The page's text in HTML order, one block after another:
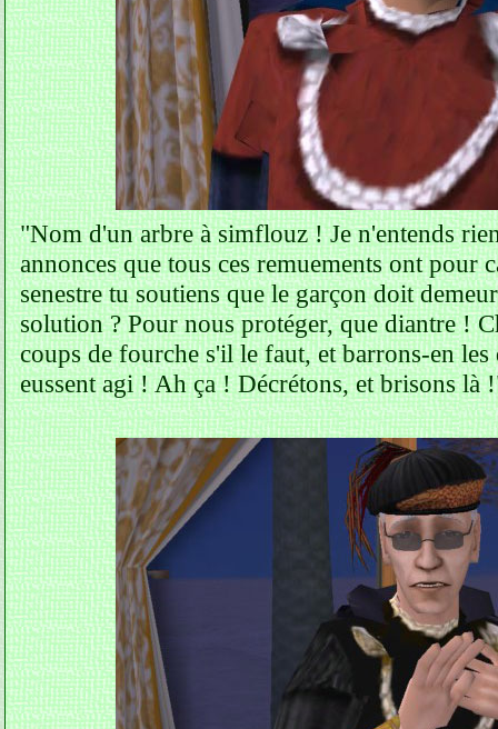
"Nom d'un arbre à simflouz ! Je n'entends
annonces que tous ces remuements ont pour
senestre tu soutiens que le garçon doit
solution ? Pour nous protéger, que diantre !
coups de fourche s'il le faut, et barrons-en les
eussent agi ! Ah ça ! Décrétons, et brisons là